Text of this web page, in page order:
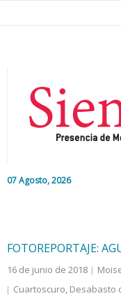
07 Agosto, 2026
Nacional
FOTOREPORTAJE:
16 de junio de 2018
Cuartoscuro, Desabasto